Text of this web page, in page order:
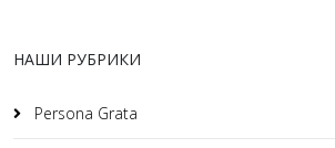
НАШИ РУБРИКИ
Persona Grata